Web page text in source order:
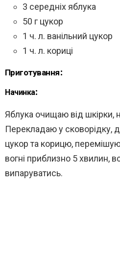
3 середніх яблука
50 г цукор
1 ч. л. ванільний цукор
1 ч. л. кориці
Приготування:
Начинка:
Яблука очищаю від шкірки,
Перекладаю у сковорідку,
цукор та корицю,
вогні приблизно 5 хвилин,
випаруватись.